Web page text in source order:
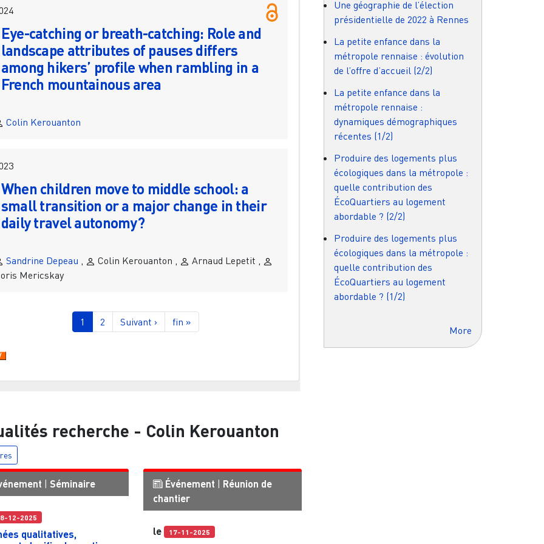
Eye-catching or breath-catching: Role and
landscape attributes of pauses differs
among hikers’ profile when rambling in a
French mountainous area
Colin Kerouanton
When children move to middle school: a
small transition or a major change in their
daily travel autonomy?
Sandrine Depeau , Colin Kerouanton ,
Arnaud Lepetit ,
Mericskay
Page courante
1 Page
2 Page suivante
Suivant › Dernière page
fin »
recherche - Colin Kerouanton
Séminaire
12-2025
qualitatives,
Événement
Réunion de
chantier
le 17-11-2025
Une géographie de l’élection
présidentielle de 2022 à Rennes
La petite enfance dans la
métropole rennaise : évolution
de l’offre d’accueil (2/2)
La petite enfance dans la
métropole rennaise :
dynamiques démographiques
récentes (1/2)
Produire des logements plus
écologiques dans la métropole :
quelle contribution des
ÉcoQuartiers au logement
abordable ? (2/2)
Produire des logements plus
écologiques dans la métropole :
quelle contribution des
ÉcoQuartiers au logement
abordable ? (1/2)
More